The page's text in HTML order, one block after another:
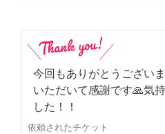
今回もありがとうござい
いただいて感謝です🙏気
した！！
依頼されたチケット